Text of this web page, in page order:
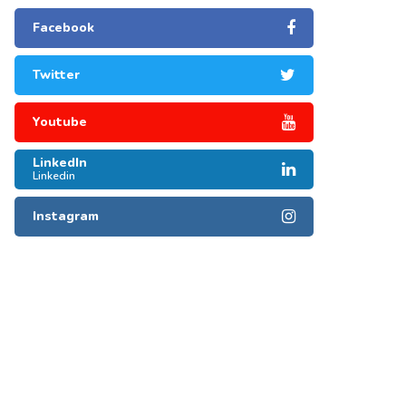
Facebook
Twitter
Youtube
LinkedIn
Linkedin
Instagram